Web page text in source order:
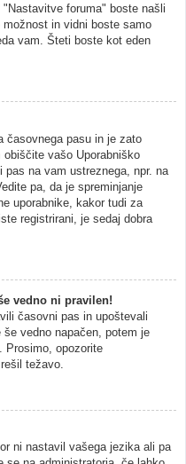
foruma" boste našli
možnost in vidni boste samo
vam. Šteti boste kot eden
časovnega pasu in je zato
vašo Uporabniško
pas na vam ustreznega, npr. na
pa, da je spreminjanje
uporabnike, kakor tudi za
registrirani, je sedaj dobra
vedno ni pravilen!
časovni pas in upoštevali
vedno napačen, potem je
Prosimo, opozorite
težavo.
ni nastavil vašega jezika ali pa